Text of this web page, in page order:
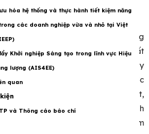
hóa hệ thống và thực hành tiết kiệm năng
các doanh nghiệp vừa và nhỏ tại Việt
Khởi nghiệp Sáng tạo trong lĩnh vực Hiệu
lượng (AIS4EE)
quan
và Thông cáo báo chí
đóng vai trò đặc biệt quan trọng
dịch này. Một mặt, sản xuất
đáp ứng được những nhu cầu ngày
hệ thống lưới truyền tải phải được
không gian và thời gian. Đặc biệt,
và xây dựng phát triển nhanh
tư nước ngoài, rất khó để Việt Nam